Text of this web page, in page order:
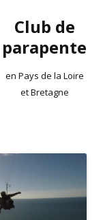
Club de
parapente
en Pays de la Loire
et Bretagne